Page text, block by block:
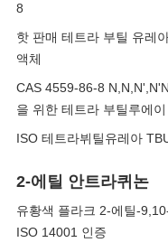
8
핫 판매 테트라 부틸 유레
액체
CAS 4559-86-8
을 위한 테트라 부틸루에이
ISO 테트라뷔틸유레아
2-에틸 안트라퀴논
유황색 플라크 2-에틸-
ISO 14001 인증